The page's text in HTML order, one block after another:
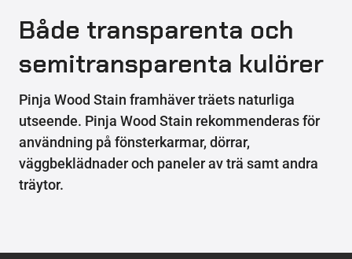
Både transparenta och
semitransparenta kulörer
Pinja Wood Stain framhäver träets naturliga
utseende. Pinja Wood Stain rekommenderas för
användning på fönsterkarmar, dörrar,
väggbeklädnader och paneler av trä samt andra
träytor.